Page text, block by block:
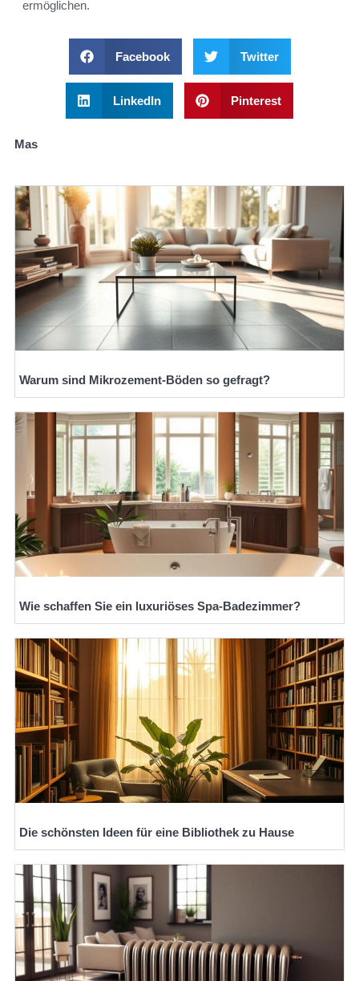
ermöglichen.
Facebook Twitter
LinkedIn Pinterest
Mas
Warum sind Mikrozement-Böden so gefragt?
Wie schaffen Sie ein luxuriöses Spa-Badezimmer?
Die schönsten Ideen für eine Bibliothek zu Hause